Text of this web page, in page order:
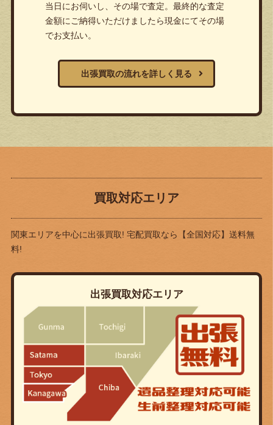
当日にお伺いし、その場で査定。最終的な査定
金額にご納得いただけましたら現金にてその場
でお支払い。
出張買取の流れを詳しく見る
買取対応エリア
関東エリアを中心に出張買取! 宅配買取なら
【全国対応】送料無
料!
出張買取対応エリア